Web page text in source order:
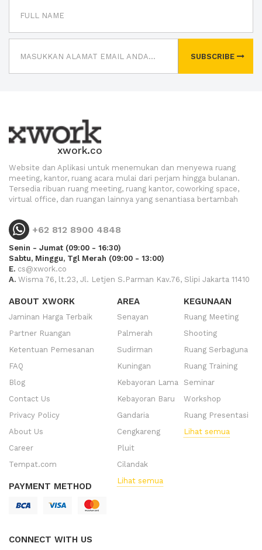
SUBSCRIBE
xwork.co
Website dan Aplikasi untuk menemukan dan menyewa ruang
meeting, kantor, ruang acara mulai dari perjam hingga bulanan.
Tersedia ribuan ruang meeting, ruang kantor, coworking space,
virtual office, dan ruangan lainnya yang senantiasa bertambah
+62 812 8900 4848
Senin - Jumat (09:00 - 16:30)
Sabtu, Minggu, Tgl Merah (09:00 - 13:00)
E. cs@xwork.co
A. Wisma 76, lt.23, Jl. Letjen S.Parman Kav.76, Slipi Jakarta 11410
ABOUT XWORK
Jaminan Harga Terbaik
Partner Ruangan
Ketentuan Pemesanan
FAQ
Blog
Contact Us
Privacy Policy
About Us
Career
Tempat.com
PAYMENT METHOD
CONNECT WITH US
AREA
Senayan
Palmerah
Sudirman
Kuningan
Kebayoran Lama
Kebayoran Baru
Gandaria
Cengkareng
Pluit
Cilandak
Lihat semua
KEGUNAAN
Ruang Meeting
Shooting
Ruang Serbaguna
Ruang Training
Seminar
Workshop
Ruang Presentasi
Lihat semua